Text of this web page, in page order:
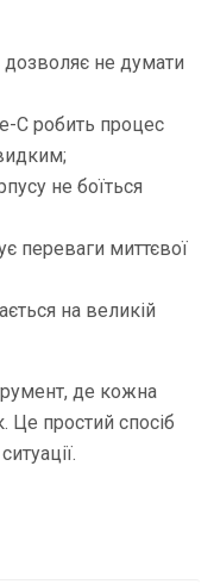
дозволяє не думати
C робить процес
не боїться
переваги миттєвої
на великій
де кожна
Це простий спосіб